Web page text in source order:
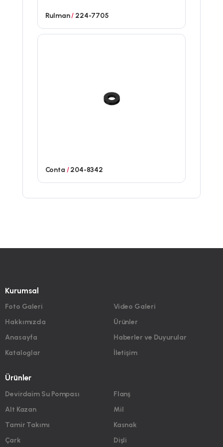
Rulman/ 224-7705
Conta /204-8342
Kurumsal
Foto Galeri
Hakkımızda
Anasayfa
Kataloglar
Video Galeri
Ürünler
Haberler ve Duyurular
İletişim
Ürünler
Devirdaim Su Pompası
Alt Kazan
Tamir Takımı
Çark
Flanş
Mil
Kasnak
Dişli